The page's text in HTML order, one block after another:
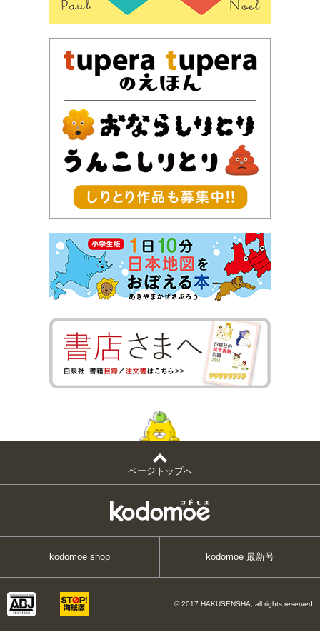
ページトップへ
kodomoe shop kodomoe 最新号
© 2017 HAKUSENSHA, all rights reserved